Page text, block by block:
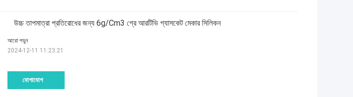
উচ্চ তাপমাত্রা প্রতিরোধের জন্য 6g/Cm3 গ্রে আরটিভি গ্যাসকেট মেকার সিলিকন
যোগাযোগ
আরো পড়ুন
2024-12-11 11:23:21